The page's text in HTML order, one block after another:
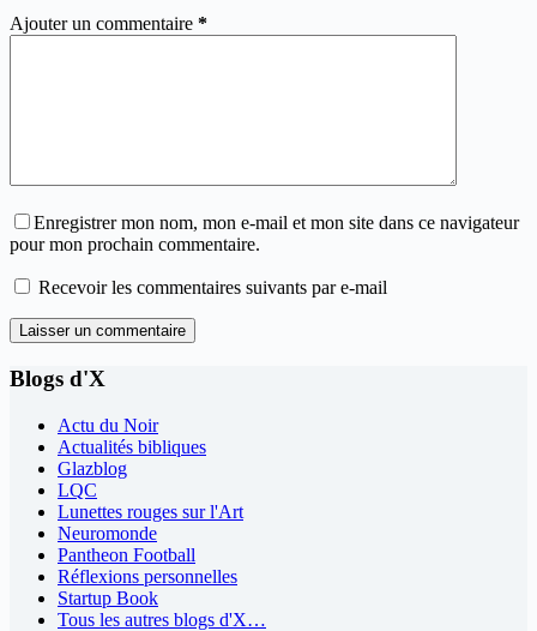
Ajouter un commentaire *
Enregistrer mon nom, mon e-mail et mon site dans ce navigateur
pour mon prochain commentaire.
Recevoir les commentaires suivants par e-mail
Laisser un commentaire
Blogs d'X
Actu du Noir
Actualités bibliques
Glazblog
LQC
Lunettes rouges sur l'Art
Neuromonde
Pantheon Football
Réflexions personnelles
Startup Book
Tous les autres blogs d'X…